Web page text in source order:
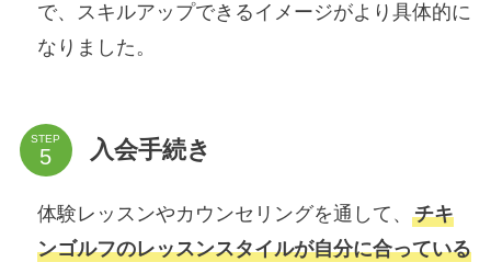
で、スキルアップできるイメージがより具体的に
なりました。
STEP 入会手続き
体験レッスンやカウンセリングを通して、 チキ
ンゴルフのレッスンスタイルが自分に合っている